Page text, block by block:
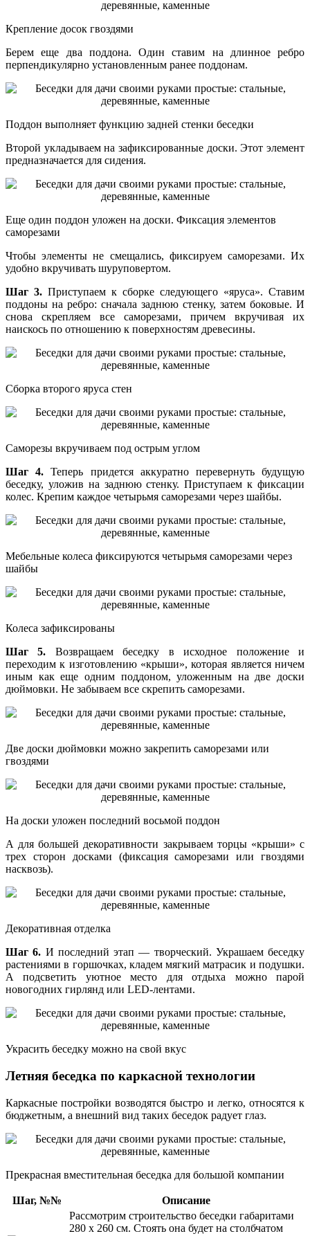
Крепление досок гвоздями
Берем еще два поддона. Один ставим на длинное ребро
перпендикулярно установленным ранее поддонам.
Поддон выполняет функцию задней стенки беседки
Второй укладываем на зафиксированные доски. Этот элемент
предназначается для сидения.
Еще один поддон уложен на доски. Фиксация элементов
саморезами
Чтобы элементы не смещались, фиксируем саморезами. Их
удобно вкручивать шуруповертом.
Шаг 3. Приступаем к сборке следующего «яруса». Ставим
поддоны на ребро: сначала заднюю стенку, затем боковые. И
снова скрепляем все саморезами, причем вкручивая их
наискось по отношению к поверхностям древесины.
Сборка второго яруса стен
Саморезы вкручиваем под острым углом
Шаг 4. Теперь придется аккуратно перевернуть будущую
беседку, уложив на заднюю стенку. Приступаем к фиксации
колес. Крепим каждое четырьмя саморезами через шайбы.
Мебельные колеса фиксируются четырьмя саморезами через
шайбы
Колеса зафиксированы
Шаг 5. Возвращаем беседку в исходное положение и
переходим к изготовлению «крыши», которая является ничем
иным как еще одним поддоном, уложенным на две доски
дюймовки. Не забываем все скрепить саморезами.
Две доски дюймовки можно закрепить саморезами или
гвоздями
На доски уложен последний восьмой поддон
А для большей декоративности закрываем торцы «крыши» с
трех сторон досками (фиксация саморезами или гвоздями
насквозь).
Декоративная отделка
Шаг 6. И последний этап — творческий. Украшаем беседку
растениями в горшочках, кладем мягкий матрасик и подушки.
А подсветить уютное место для отдыха можно парой
новогодних гирлянд или LED-лентами.
Украсить беседку можно на свой вкус
Летняя беседка по каркасной технологии
Каркасные постройки возводятся быстро и легко, относятся к
бюджетным, а внешний вид таких беседок радует глаз.
Прекрасная вместительная беседка для большой компании
Шаг, №№
Описание
Рассмотрим строительство беседки габаритами
280 х 260 см. Стоять она будет на столбчатом